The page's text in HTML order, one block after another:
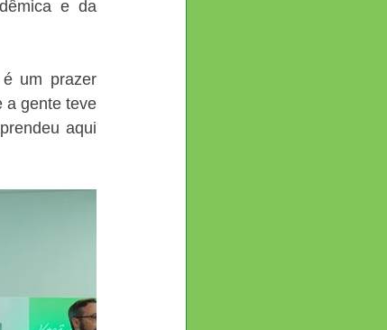
e da
um prazer
a gente teve
aqui